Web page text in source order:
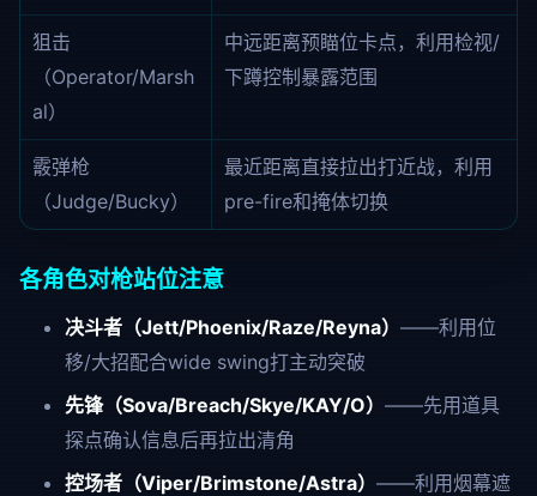
狙击
（Operator/Marsh
al）
中远距离预瞄位卡点，利用检视/
下蹲控制暴露范围
霰弹枪
（Judge/Bucky）
最近距离直接拉出打近战，利用
pre-fire和掩体切换
各角色对枪站位注意
决斗者（Jett/Phoenix/Raze/Reyna） ——利用位
移/大招配合wide swing打主动突破
先锋（Sova/Breach/Skye/KAY/O） ——先用道具
探点确认信息后再拉出清角
控场者（Viper/Brimstone/Astra） ——利用烟幕遮